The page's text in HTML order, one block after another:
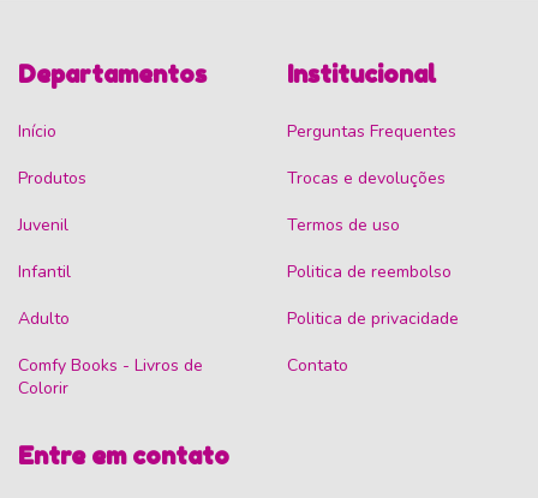
Departamentos
Início
Produtos
Juvenil
Infantil
Adulto
Comfy Books - Livros de
Colorir
Institucional
Perguntas Frequentes
Trocas e devoluções
Termos de uso
Politica de reembolso
Politica de privacidade
Contato
Entre em contato